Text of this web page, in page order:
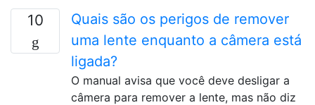
10
Quais são os perigos de remover
uma lente enquanto a câmera está
ligada?
O manual avisa que você deve desligar a
câmera para remover a lente, mas não diz